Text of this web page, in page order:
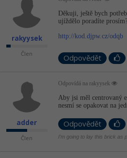
rakyysek
Člen
Děkuji, ještě bych
ujíždělo poradíte
http://kod.djpw.cz/odqb
Odpovědět
adder
Člen
Odpovídá na rakyysek
Aby jsi měl centrovaný
nesmí se opakovat na
Odpovědět
I’m going to lay this brick as